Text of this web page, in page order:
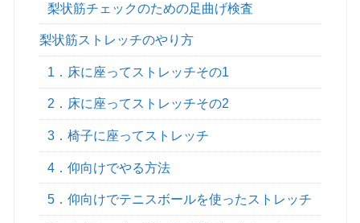
梨状筋チェックのための足曲げ検査
梨状筋ストレッチのやり方
1．床に座ってストレッチその1
2．床に座ってストレッチその2
3．椅子に座ってストレッチ
4．仰向けでやる方法
5．仰向けでテニスボールを使ったストレッチ